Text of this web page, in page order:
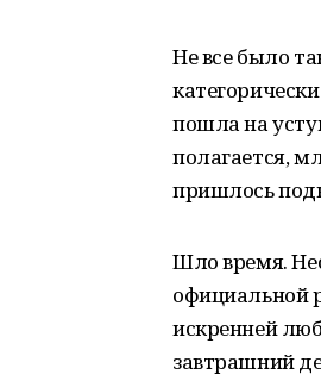
Не все было
пошла на
полагается,
пришлось
Шло время.
официальной
искренней
завтрашний